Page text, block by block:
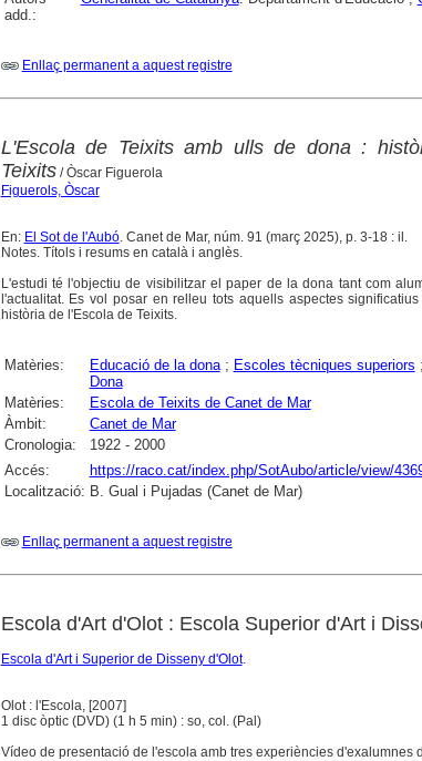
add.:
Enllaç permanent a aquest registre
L'Escola de Teixits amb ulls de dona :
Teixits/ Òscar Figuerola
Figuerols, Òscar
En: El Sot de l'Aubó. Canet de Mar, núm. 91 (març 2025), p. 3-18 : il.
Notes. Títols i resums en català i anglès.
L'estudi té l'objectiu de visibilitzar el paper de la dona tant com
l'actualitat. Es vol posar en relleu tots aquells aspectes
història de l'Escola de Teixits.
Matèries: Educació de la dona; Escoles tècniques superiors ;
Dona
Matèries:
Escola de Teixits de Canet de Mar
Àmbit:
Canet de Mar
Cronologia:
1922 - 2000
Accés:
https://raco.cat/index.php/SotAubo/article/view/
Localització: B. Gual i Pujadas (Canet de Mar)
Enllaç permanent a aquest registre
Escola d'Art d'Olot : Escola Superior d'Art i
Escola d'Art i Superior de Disseny d'Olot.
Olot : l'Escola, [2007]
1 disc òptic (DVD) (1 h 5 min) : so, col. (Pal)
Vídeo de presentació de l'escola amb tres experiències d'exalumnes